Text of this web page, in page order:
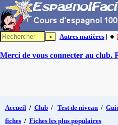
Autres matières | 🔸
Merci de vous connecter au club.
Accueil / Club / Test de niveau /
fiches / Fiches les plus populaires